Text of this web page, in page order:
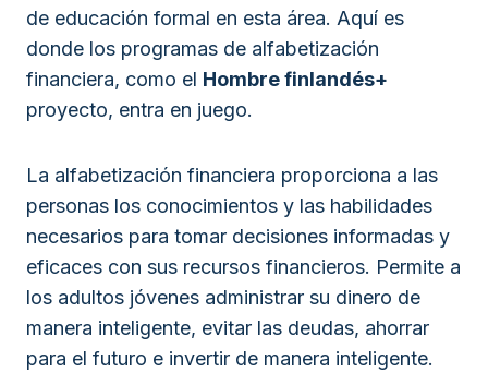
de educación formal en esta área. Aquí es
donde los programas de alfabetización
financiera, como el Hombre finlandés+
proyecto, entra en juego.
La alfabetización financiera proporciona a las
personas los conocimientos y las habilidades
necesarios para tomar decisiones informadas y
eficaces con sus recursos financieros. Permite a
los adultos jóvenes administrar su dinero de
manera inteligente, evitar las deudas, ahorrar
para el futuro e invertir de manera inteligente.